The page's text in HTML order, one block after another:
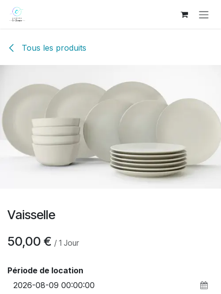
Se rendre au contenu
Tous les produits
Vaisselle
50,00 € / 1 Jour
Période de location